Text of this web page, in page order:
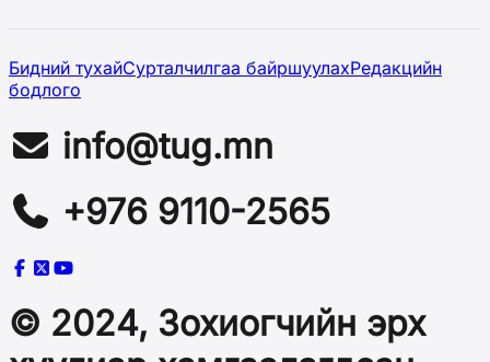
Бидний тухайСурталчилгаа байршуулахРедакцийн
бодлого
info@tug.mn
+976 9110-2565
© 2024, Зохиогчийн эрх